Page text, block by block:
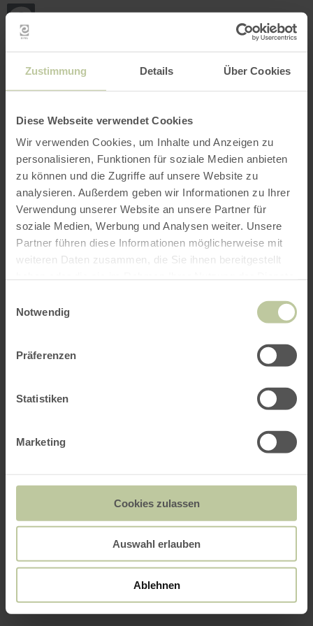
Zustimmung Details Über Cookies
Diese Webseite verwendet Cookies
Wir verwenden Cookies, um Inhalte und Anzeigen zu
personalisieren, Funktionen für soziale Medien anbieten
zu können und die Zugriffe auf unsere Website zu
analysieren. Außerdem geben wir Informationen zu Ihrer
Verwendung unserer Website an unsere Partner für
soziale Medien, Werbung und Analysen weiter. Unsere
Partner führen diese Informationen möglicherweise mit
weiteren Daten zusammen, die Sie ihnen bereitgestellt
Notwendig
Präferenzen
Statistiken
Marketing
Cookies zulassen
Auswahl erlauben
Ablehnen
Ga naar de hoofdinhoud
Ga naar de zoekfunctie
Ga naar de hoofdnavigatie
Ga naar de voettekst
Terug
naar
startpagina
ZOEKEN MENU
Het onderstaande vrijetijdsaanbod is door de
aanbieder Vulkanhof Ziegenkäserei Tourismus
Regiondo geplaatst. De aanbieder Vulkanhof
Ziegenkäserei Tourismus und Dienstleistungen
is als enige verantwoordelijk voor de inhoud.